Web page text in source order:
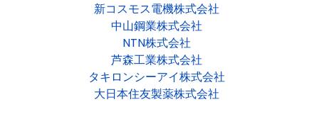
新コスモス電機株式会社
中山鋼業株式会社
NTN株式会社
芦森工業株式会社
タキロンシーアイ株式会社
大日本住友製薬株式会社